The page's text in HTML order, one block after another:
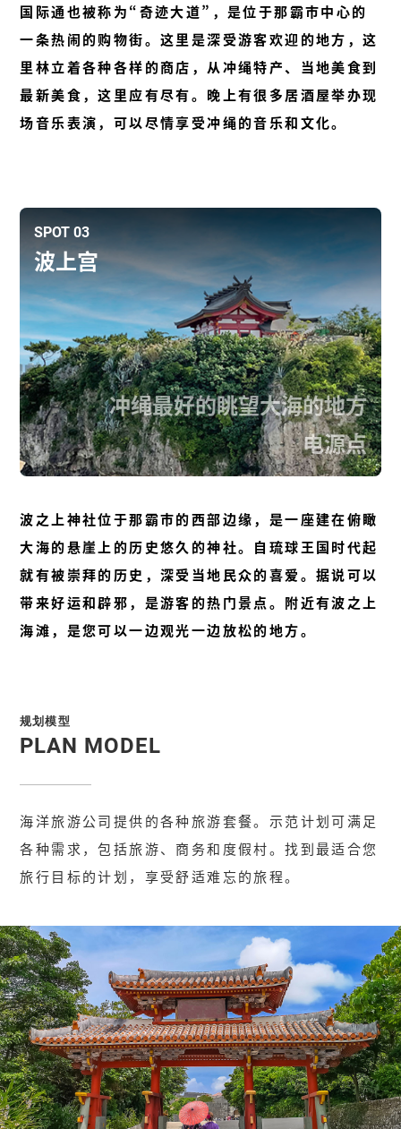
国际通也被称为“奇迹大道”，是位于那霸市中心的
一条热闹的购物街。这里是深受游客欢迎的地方，这
里林立着各种各样的商店，从冲绳特产、当地美食到
最新美食，这里应有尽有。晚上有很多居酒屋举办现
场音乐表演，可以尽情享受冲绳的音乐和文化。
SPOT 03
波上宫
冲绳最好的眺望大海的地方
电源点
波之上神社位于那霸市的西部边缘，是一座建在俯瞰
大海的悬崖上的历史悠久的神社。自琉球王国时代起
就有被崇拜的历史，深受当地民众的喜爱。据说可以
带来好运和辟邪，是游客的热门景点。附近有波之上
海滩，是您可以一边观光一边放松的地方。
规划模型
PLAN MODEL
海洋旅游公司提供的各种旅游套餐。示范计划可满足
各种需求，包括旅游、商务和度假村。找到最适合您
旅行目标的计划，享受舒适难忘的旅程。